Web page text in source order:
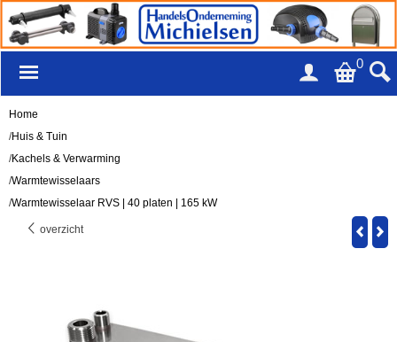
0
Home
/Huis & Tuin
/Kachels & Verwarming
/Warmtewisselaars
/Warmtewisselaar RVS | 40 platen | 165 kW
overzicht